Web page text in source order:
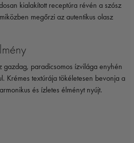
kialakított receptúra révén a szósz
megőrzi az autentikus olasz
gazdag, paradicsomos ízvilága enyhén
Krémes textúrája tökéletesen bevonja a
és ízletes élményt nyújt.